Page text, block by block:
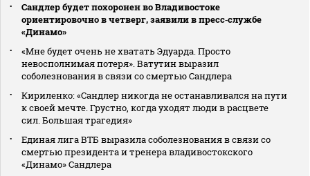
Сандлер будет похоронен во Владивостоке
ориентировочно в четверг, заявили в пресс‑службе
«Динамо»
«Мне будет очень не хватать Эдуарда. Просто
невосполнимая потеря». Ватутин выразил
соболезнования в связи со смертью Сандлера
Кириленко: «Сандлер никогда не останавливался на пути
к своей мечте. Грустно, когда уходят люди в расцвете
сил. Большая трагедия»
Единая лига ВТБ выразила соболезнования в связи со
смертью президента и тренера владивостокского
«Динамо» Сандлера